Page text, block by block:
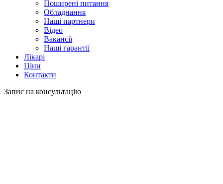
Поширені питання
Обладнання
Наші партнери
Відео
Вакансії
Наші гарантії
Лікарі
Ціни
Контакти
Запис на консультацію